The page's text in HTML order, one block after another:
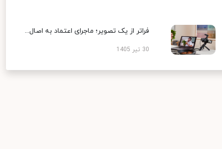
فراتر از یک تصویر؛ ماجرای اعتماد به اصال...
30 تیر 1405